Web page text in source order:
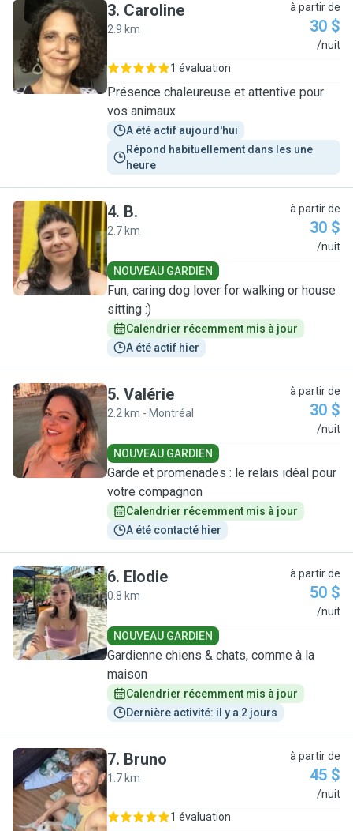
C
3. Caroline
2.9 km
à partir de
30 $
/nuit
1 évaluation
Présence chaleureuse et attentive pour
vos animaux
A été actif aujourd'hui
Répond habituellement dans les une
heure
B
4. B.
2.7 km
à partir de
30 $
/nuit
NOUVEAU GARDIEN
Fun, caring dog lover for walking or house
sitting :)
Calendrier récemment mis à jour
A été actif hier
V
5. Valérie
2.2 km - Montréal
à partir de
30 $
/nuit
NOUVEAU GARDIEN
Garde et promenades : le relais idéal pour
votre compagnon
Calendrier récemment mis à jour
A été contacté hier
E
6. Elodie
0.8 km
à partir de
50 $
/nuit
NOUVEAU GARDIEN
Gardienne chiens & chats, comme à la
maison
Calendrier récemment mis à jour
Dernière activité: il y a 2 jours
B
7. Bruno
1.7 km
à partir de
45 $
/nuit
1 évaluation